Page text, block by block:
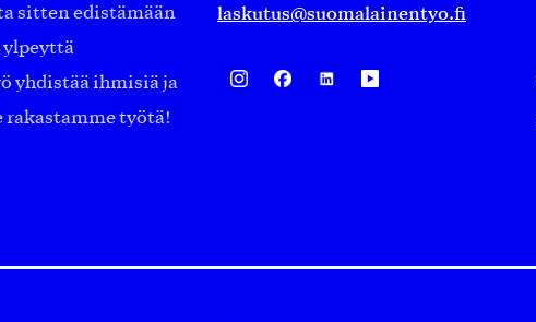
sitten edistämään
ylpeyttä
yhdistää ihmisiä ja
rakastamme työtä!
laskutus@suomalainentyo.fi